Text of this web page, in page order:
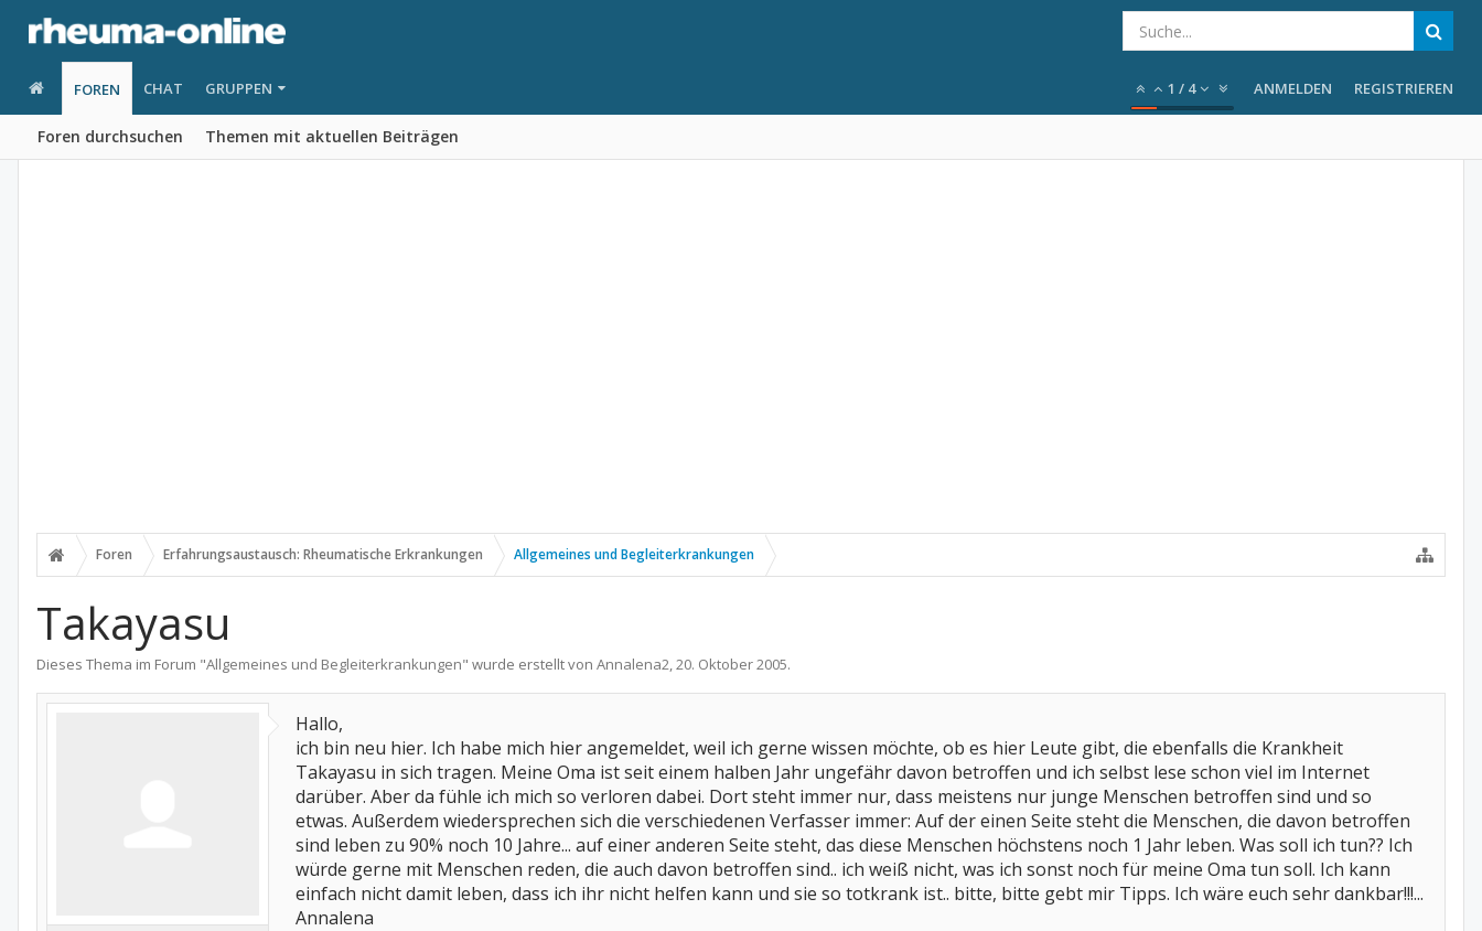
FOREN
Foren durchsuchen Themen mit aktuellen Beiträgen
CHAT GRUPPEN 1 / 4 ANMELDEN REGISTRIEREN
Foren Erfahrungsaustausch: Rheumatische Erkrankungen Allgemeines und Begleiterkrankungen
Takayasu
Dieses Thema im Forum "Allgemeines und Begleiterkrankungen" wurde erstellt von Annalena2,20. Oktober 2005.
Hallo,
ich bin neu hier. Ich habe mich hier angemeldet, weil ich gerne wissen möchte, ob es hier Leute gibt, die ebenfalls die Krankheit
Takayasu in sich tragen. Meine Oma ist seit einem halben Jahr ungefähr davon betroffen und ich selbst lese schon viel im Internet
darüber. Aber da fühle ich mich so verloren dabei. Dort steht immer nur, dass meistens nur junge Menschen betroffen sind und so
etwas. Außerdem wiedersprechen sich die verschiedenen Verfasser immer: Auf der einen Seite steht die Menschen, die davon betroffen
sind leben zu 90% noch 10 Jahre... auf einer anderen Seite steht, das diese Menschen höchstens noch 1 Jahr leben. Was soll ich tun?? Ich
würde gerne mit Menschen reden, die auch davon betroffen sind.. ich weiß nicht, was ich sonst noch für meine Oma tun soll. Ich kann
einfach nicht damit leben, dass ich ihr nicht helfen kann und sie so totkrank ist.. bitte, bitte gebt mir Tipps. Ich wäre euch sehr dankbar!!!...
Annalena